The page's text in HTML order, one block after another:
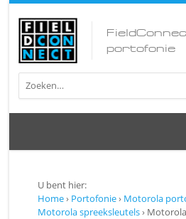
portofonie
U bent hier:
Home› Portofonie› Motorola
Motorola spreeksleutels›